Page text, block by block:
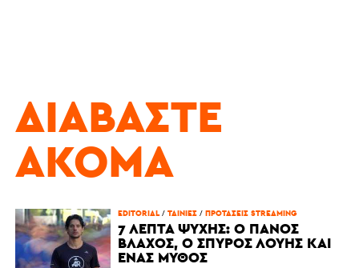
ΔΙΑΒΆΣΤΕ
ΑΚΌΜΑ
EDITORIAL/ΤΑΙΝΊΕΣ /ΠΡΟΤΆΣΕΙΣ STREAMING
7 ΛΕΠΤΆ ΨΥΧΉΣ: Ο ΠΆΝΟΣ
ΒΛΆΧΟΣ, Ο ΣΠΎΡΟΣ ΛΟΎΗΣ ΚΑΙ
ΈΝΑΣ ΜΎΘΟΣ